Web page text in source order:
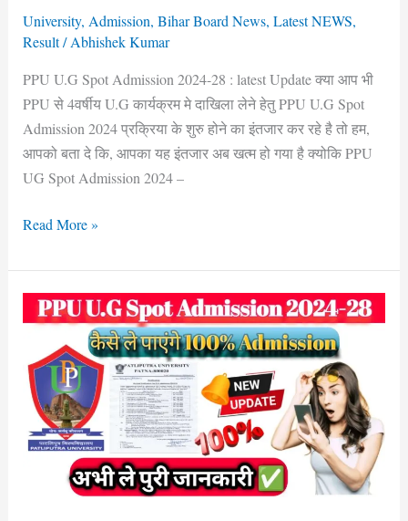
University, Admission, Bihar Board News, Latest NEWS,
Result/Abhishek Kumar
PPU U.G Spot Admission 2024-28 : latest Update क्या आप भी
PPU से 4वर्षीय U.G कार्यक्रम मे दाखिला लेने हेतु PPU U.G Spot
Admission 2024 प्रक्रिया के शुरु होने का इंतजार कर रहे है तो हम,
आपको बता दे कि, आपका यह इंतजार अब खत्म हो गया है क्योकि PPU
UG Spot Admission 2024 –
Read More »
PPU
U.G
Spot
Admission
2024-
28
New